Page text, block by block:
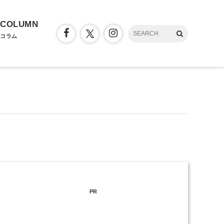
COLUMN
コラム
PR